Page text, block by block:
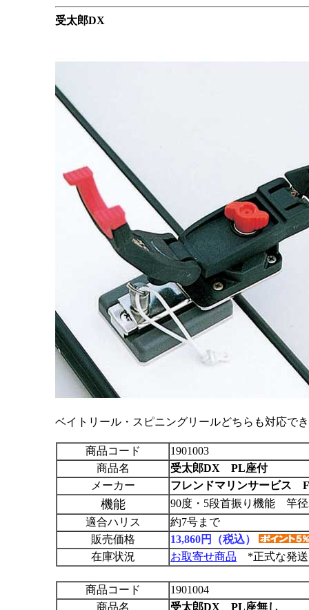
受太郎DX
ベイトリール・スピニングリールどちらも対応で
商品コード
1901003
商品名
受太郎DX PL座付
メーカー
フレンドマリンサービス
機能
90度・5段首振り機能 竿径
適合ハリス
約7号まで
販売価格
13,860円（税込）
在庫状況
お取寄せ商品 *正式な発送
商品コード
1901004
商品名
受太郎DX PL座無し